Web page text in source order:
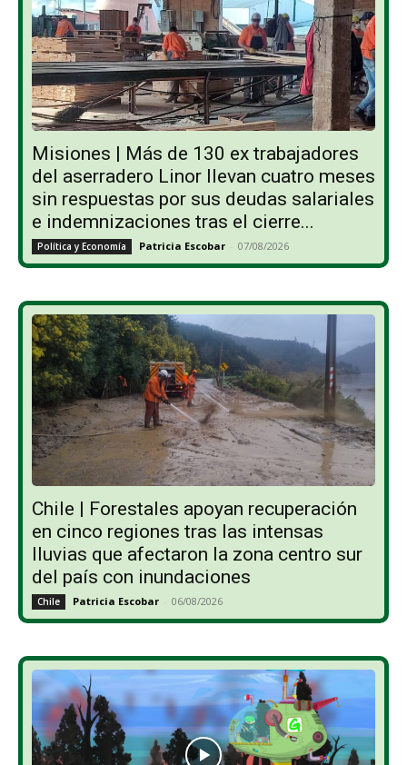
Misiones | Más de 130 ex trabajadores
del aserradero Linor llevan cuatro meses
sin respuestas por sus deudas salariales
e indemnizaciones tras el cierre...
Política y Economía Patricia Escobar - 07/08/2026
Chile | Forestales apoyan recuperación
en cinco regiones tras las intensas
lluvias que afectaron la zona centro sur
del país con inundaciones
Chile Patricia Escobar - 06/08/2026